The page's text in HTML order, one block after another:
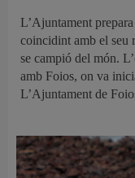
L’Ajuntament
coincidint amb el seu
se campió del món.
amb Foios, on va
L’Ajuntament de